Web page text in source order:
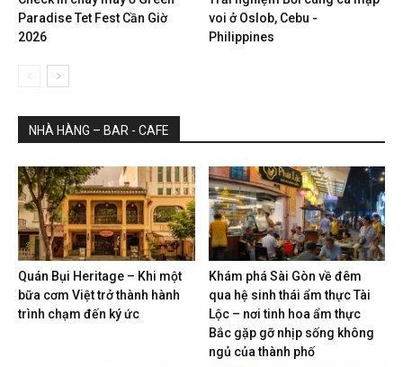
Paradise Tet Fest Cần Giờ
2026
voi ở Oslob, Cebu -
Philippines
NHÀ HÀNG – BAR - CAFE
Quán Bụi Heritage – Khi một
bữa cơm Việt trở thành hành
trình chạm đến ký ức
Khám phá Sài Gòn về đêm
qua hệ sinh thái ẩm thực Tài
Lộc – nơi tinh hoa ẩm thực
Bắc gặp gỡ nhịp sống không
ngủ của thành phố